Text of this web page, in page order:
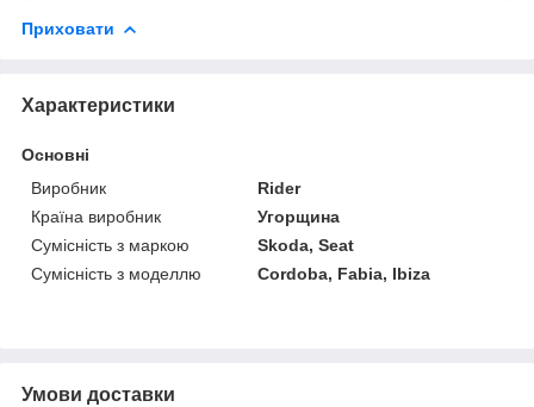
Приховати
Характеристики
Основні
Виробник
Rider
Країна виробник
Угорщина
Сумісність з маркою
Skoda, Seat
Сумісність з моделлю
Cordoba, Fabia, Ibiza
Умови доставки